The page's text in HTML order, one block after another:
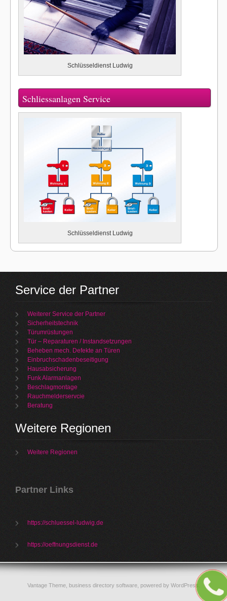
Schlüsseldienst Ludwig
Schliessanlagen Service
Schlüsseldienst Ludwig
Service der Partner
Weiterer Service der Partner
Sicherheitstechnik
Türumrüstungen
Tür – Reparaturen / Instandsetzungen
Beheben mech. Defekte an Türen
Einbruchschadenbeseitigung
Hausabsicherung
Funk Alarmanlagen
Beschlagmontage
Rauchmelderservcie
Beratung
Weitere Regionen
Weitere Regionen
Partner Links
https://schluessel-ludwig.de
https://oeffnungsdienst.de
Vantage Theme, business directory software, powered by WordPress